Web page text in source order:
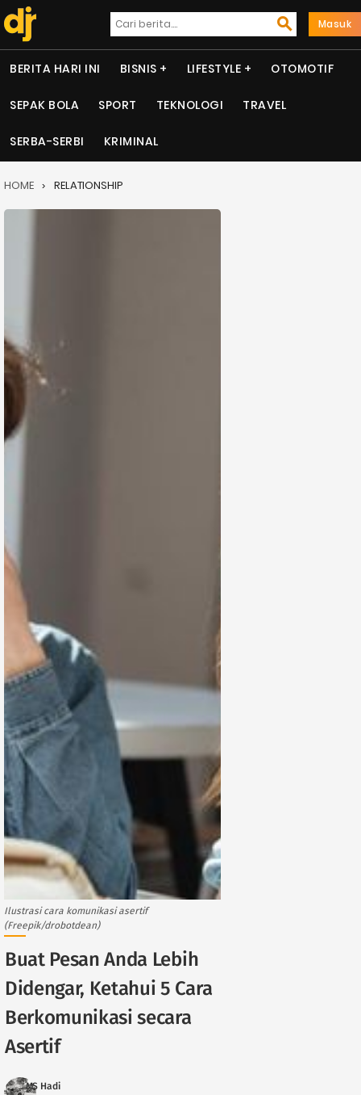
Masuk
BERITA HARI INI BISNIS LIFESTYLE OTOMOTIF
SEPAK BOLA SPORT TEKNOLOGI TRAVEL
SERBA-SERBI KRIMINAL
HOME RELATIONSHIP
Ilustrasi cara komunikasi asertif
(Freepik/drobotdean)
Buat Pesan Anda Lebih
Didengar, Ketahui 5 Cara
Berkomunikasi secara
Asertif
MS Hadi